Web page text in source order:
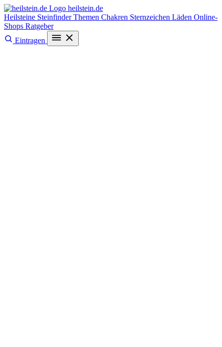
heilstein.de
Heilsteine SteinfinderThemen Chakren Sternzeichen Läden Online-
Shops Ratgeber
Eintragen